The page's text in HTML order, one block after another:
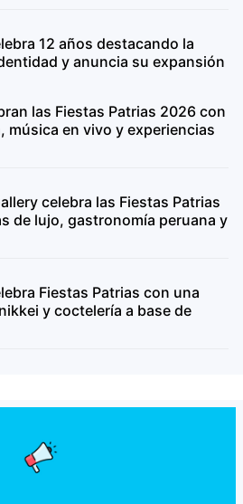
12 años destacando la
y anuncia su expansión
las Fiestas Patrias 2026 con
música en vivo y experiencias
celebra las Fiestas Patrias
de lujo, gastronomía peruana y
Fiestas Patrias con una
y coctelería a base de